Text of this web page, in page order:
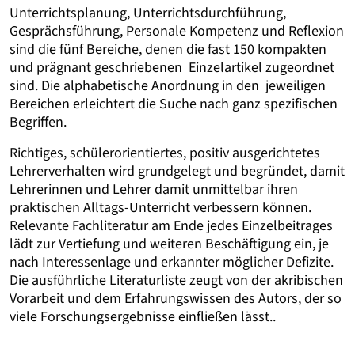
Unterrichtsplanung, Unterrichtsdurchführung,
Gesprächsführung, Personale Kompetenz und Reflexion
sind die fünf Bereiche, denen die fast 150 kompakten
und prägnant geschriebenen Einzelartikel zugeordnet
sind. Die alphabetische Anordnung in den jeweiligen
Bereichen erleichtert die Suche nach ganz spezifischen
Begriffen.
Richtiges, schülerorientiertes, positiv ausgerichtetes
Lehrerverhalten wird grundgelegt und begründet, damit
Lehrerinnen und Lehrer damit unmittelbar ihren
praktischen Alltags-Unterricht verbessern können.
Relevante Fachliteratur am Ende jedes Einzelbeitrages
lädt zur Vertiefung und weiteren Beschäftigung ein, je
nach Interessenlage und erkannter möglicher Defizite.
Die ausführliche Literaturliste zeugt von der akribischen
Vorarbeit und dem Erfahrungswissen des Autors, der so
viele Forschungsergebnisse einfließen lässt..